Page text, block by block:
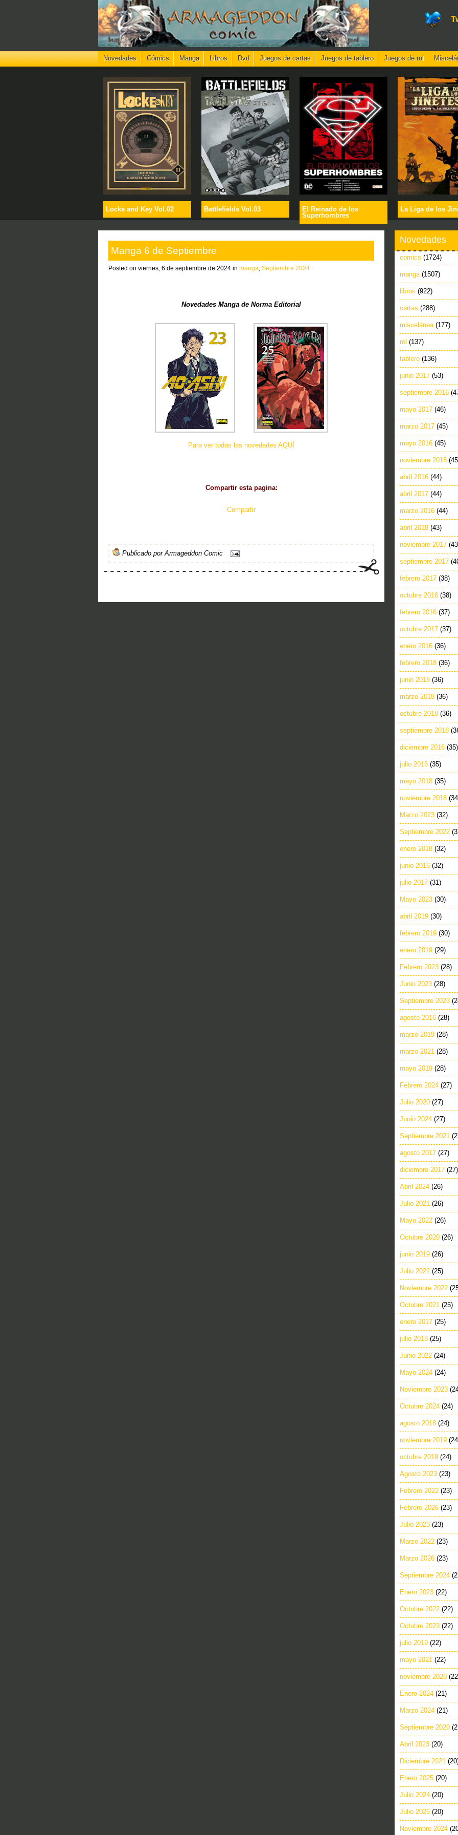
Novedades Cómics Manga Libros Dvd Juegos de cartas Juegos de tablero Juegos de rol
Locke and Key Vol.02 Battlefields Vol.03
El Reinado de los
Superhombres
La Liga de los
Manga 6 de Septiembre
Posted on viernes, 6 de septiembre de 2024 in manga Septiembre 2024
Novedades Manga de Norma Editorial
Para ver todas las novedades AQUÍ
Compartir esta pagina:
Compartir
Publicado porArmageddon Comic
Novedades
comics (1724)
manga (1507)
libros (922)
cartas (288)
miscelánea (177)
rol (137)
tablero (136)
junio 2017 (53)
septiembre 2016
mayo 2017 (46)
marzo 2017 (45)
mayo 2016 (45)
noviembre 2016
abril 2016 (44)
abril 2017 (44)
marzo 2016 (44)
abril 2018 (43)
noviembre 2017
septiembre 2017
febrero 2017 (38)
octubre 2016 (38)
febrero 2016 (37)
octubre 2017 (37)
enero 2016 (36)
febrero 2018 (36)
junio 2018 (36)
marzo 2018 (36)
octubre 2018 (36)
septiembre 2018
diciembre 2016 (35)
julio 2016 (35)
mayo 2018 (35)
noviembre 2018
Marzo 2023 (32)
Septiembre 2022
enero 2018 (32)
junio 2016 (32)
julio 2017 (31)
Mayo 2023 (30)
abril 2019 (30)
febrero 2019 (30)
enero 2019 (29)
Febrero 2023 (28)
Junio 2023 (28)
Septiembre 2023
agosto 2016 (28)
marzo 2019 (28)
marzo 2021 (28)
mayo 2019 (28)
Febrero 2024 (27)
Julio 2020 (27)
Junio 2024 (27)
Septiembre 2021
agosto 2017 (27)
diciembre 2017 (27)
Abril 2024 (26)
Julio 2021 (26)
Mayo 2022 (26)
Octubre 2020 (26)
junio 2019 (26)
Julio 2022 (25)
Noviembre 2022
Octubre 2021 (25)
enero 2017 (25)
julio 2018 (25)
Junio 2022 (24)
Mayo 2024 (24)
Noviembre 2023
Octubre 2024 (24)
agosto 2018 (24)
noviembre 2019
octubre 2019 (24)
Agosto 2023 (23)
Febrero 2022 (23)
Febrero 2026 (23)
Julio 2023 (23)
Marzo 2022 (23)
Marzo 2026 (23)
Septiembre 2024
Enero 2023 (22)
Octubre 2022 (22)
Octubre 2023 (22)
julio 2019 (22)
mayo 2021 (22)
noviembre 2020
Enero 2024 (21)
Marzo 2024 (21)
Septiembre 2020
Abril 2023 (20)
Diciembre 2021
Enero 2025 (20)
Julio 2024 (20)
Julio 2026 (20)
Noviembre 2024